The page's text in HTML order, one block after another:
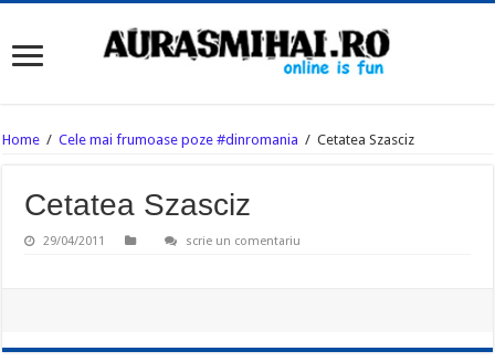
Home / Cele mai frumoase poze #dinromania / Cetatea Szasciz
Cetatea Szasciz
29/04/2011 scrie un comentariu